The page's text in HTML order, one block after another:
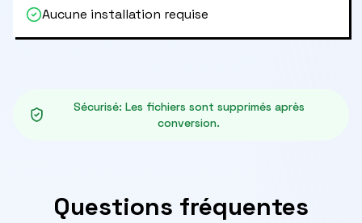
Aucune installation requise
Sécurisé: Les fichiers sont supprimés après
conversion.
Questions fréquentes